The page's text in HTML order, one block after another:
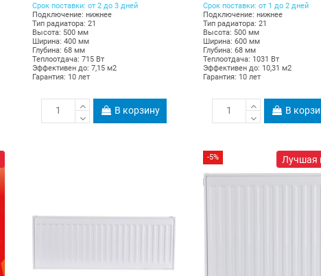
Срок поставки: от 2 до 3 дней
Подключение: нижнее
Тип радиатора: 21
Высота: 500 мм
Ширина: 400 мм
Глубина: 68 мм
Теплоотдача: 715 Вт
Эффективен до: 7,15 м2
Гарантия: 10 лет
В корзину
Срок поставки: от 1 до 2 дней
Подключение: нижнее
Тип радиатора: 21
Высота: 500 мм
Ширина: 600 мм
Глубина: 68 мм
Теплоотдача: 1031 Вт
Эффективен до: 10,31 м2
Гарантия: 10 лет
В
Лучшая
-5%